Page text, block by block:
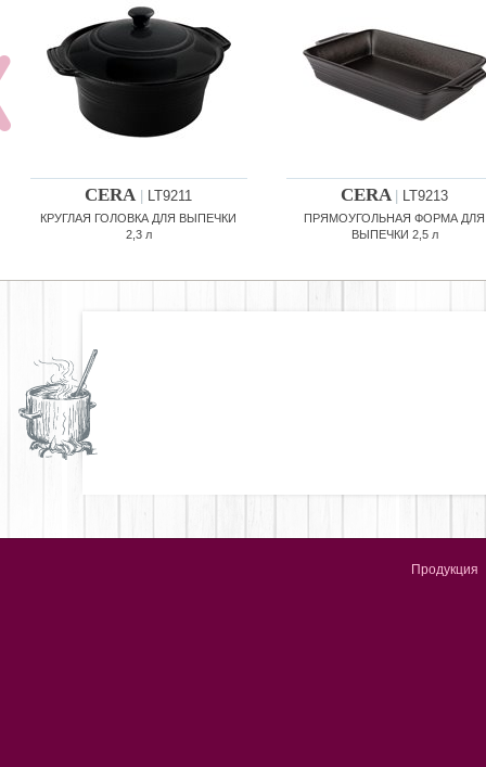
CERA LT9211
КРУГЛАЯ ГОЛОВКА ДЛЯ ВЫПЕЧКИ
2,3 л
CERA LT9213
ПРЯМОУГОЛЬНАЯ ФОРМА ДЛЯ
ВЫПЕЧКИ 2,5 л
Продукция